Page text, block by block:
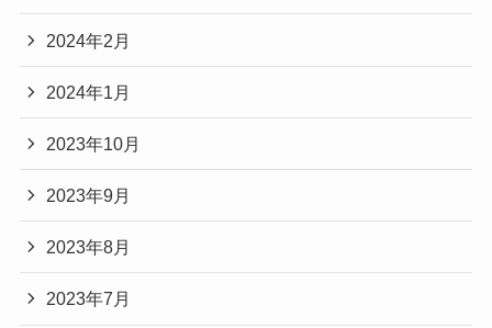
2024年2月
2024年1月
2023年10月
2023年9月
2023年8月
2023年7月